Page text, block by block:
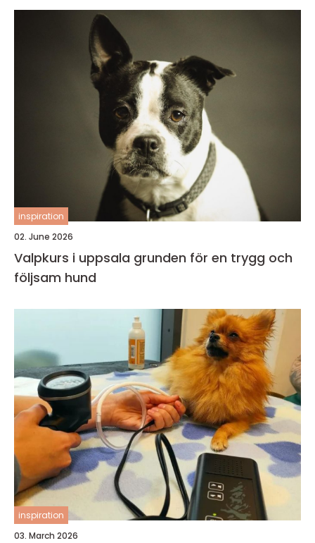
inspiration
02. June 2026
Valpkurs i uppsala grunden för en trygg och
följsam hund
inspiration
03. March 2026